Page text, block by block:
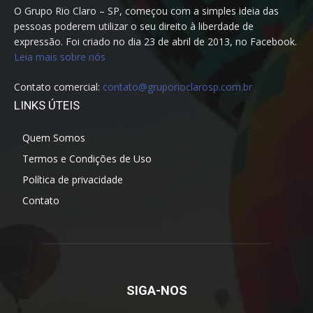
O Grupo Rio Claro – SP, começou com a simples ideia das
pessoas poderem utilizar o seu direito à liberdade de
expressão. Foi criado no dia 23 de abril de 2013, no Facebook.
Leia mais sobre nós
Contato comercial: contato@gruporioclarosp.com.br
LINKS ÚTEIS
Quem Somos
Termos e Condições de Uso
Política de privacidade
Contato
SIGA-NOS